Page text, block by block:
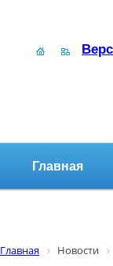
Главная
Главная Новости